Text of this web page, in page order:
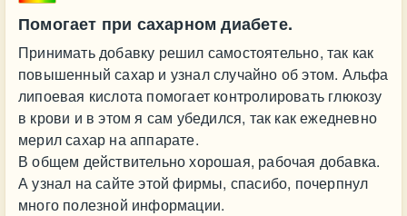
Помогает при сахарном диабете.
Принимать добавку решил самостоятельно, так как
повышенный сахар и узнал случайно об этом. Альфа
липоевая кислота помогает контролировать глюкозу
в крови и в этом я сам убедился, так как ежедневно
мерил сахар на аппарате.
В общем действительно хорошая, рабочая добавка.
А узнал на сайте этой фирмы, спасибо, почерпнул
много полезной информации.